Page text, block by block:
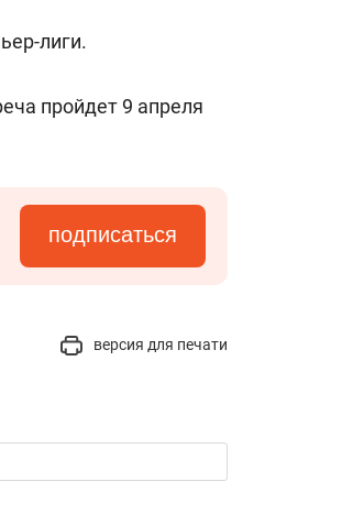
лиги.
пройдет 9 апреля
подписаться
версия для печати